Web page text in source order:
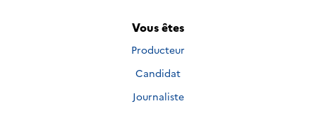
Vous êtes
Producteur
Candidat
Journaliste